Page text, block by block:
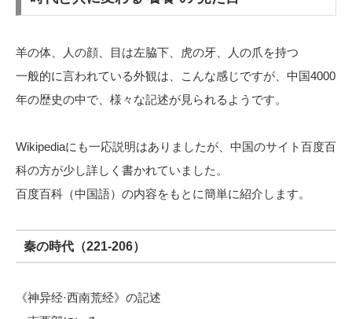
羊の体、人の顔、目は左脇下、虎の牙、人の爪を持つ
一般的に言われている外観は、こんな感じですが、中国4000
年の歴史の中で、様々な記述が見られるようです。
Wikipediaにも一応説明はありましたが、中国のサイト百度百
科の方が少し詳しく書かれていました。
百度百科（中国語）の内容をもとに簡単に紹介します。
秦の時代（221-206）
《神异经·西南荒经》の記述